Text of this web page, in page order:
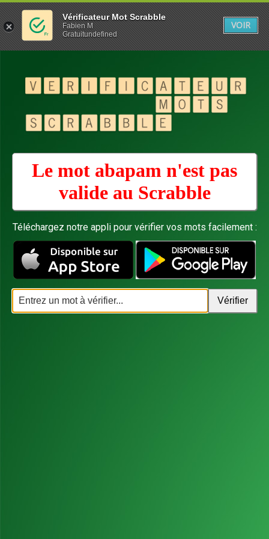
Le mot abapam n'est pas
valide au Scrabble
Téléchargez notre appli pour vérifier vos mots facilement :
Vérificateur Mot Scrabble
Fabien M
Gratuitundefined
VOIR